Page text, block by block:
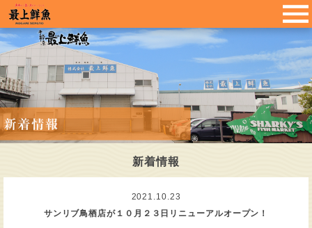
新着情報
2021.10.23
サンリブ鳥栖店が１０月２３日リニューアルオープン！